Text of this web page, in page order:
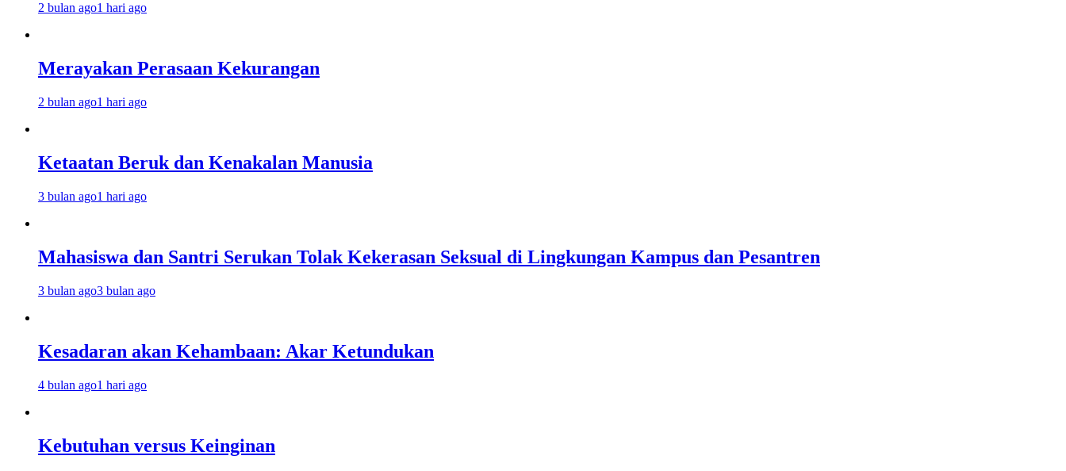
2 bulan ago1 hari ago
Merayakan Perasaan Kekurangan
2 bulan ago1 hari ago
Ketaatan Beruk dan Kenakalan Manusia
3 bulan ago1 hari ago
Mahasiswa dan Santri Serukan Tolak Kekerasan Seksual di Lingkungan Kampus dan Pesantren
3 bulan ago3 bulan ago
Kesadaran akan Kehambaan: Akar Ketundukan
4 bulan ago1 hari ago
Kebutuhan versus Keinginan